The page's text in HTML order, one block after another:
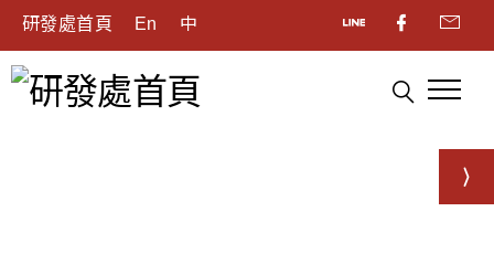
研發處首頁 En 中